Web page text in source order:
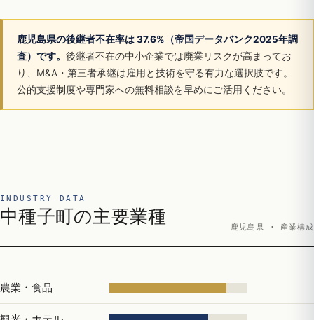
鹿児島県の後継者不在率は 37.6%（帝国データバンク2025年調
査）です。 後継者不在の中小企業では廃業リスクが高まってお
り、M&A・第三者承継は雇用と技術を守る有力な選択肢です。
公的支援制度や専門家への無料相談を早めにご活用ください。
INDUSTRY DATA
中種子町の主要業種
鹿児島県 · 産業構成
農業・食品